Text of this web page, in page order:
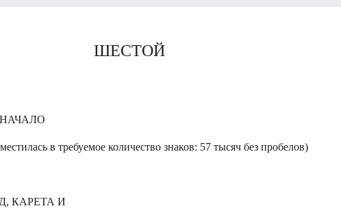
ШЕСТОЙ
в требуемое количество знаков: 57 тысяч без пробелов)
КАРЕТА И